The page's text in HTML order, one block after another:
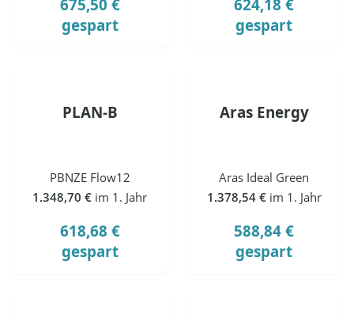
675,50 €
gespart
624,18 €
gespart
PLAN-B
PBNZE Flow12
1.348,70 € im 1. Jahr
618,68 €
gespart
Aras Energy
Aras Ideal Green
1.378,54 € im 1. Jahr
588,84 €
gespart